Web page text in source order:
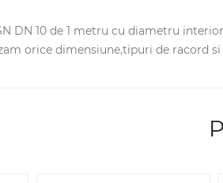
DN 10 de 1 metru cu diametru
orice dimensiune,tipuri de racord